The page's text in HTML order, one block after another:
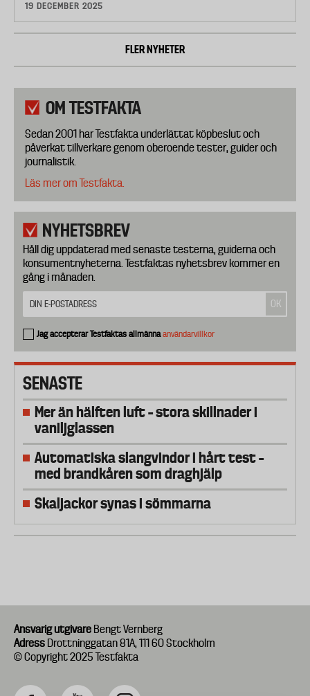
19 DECEMBER 2025
FLER NYHETER
OM TESTFAKTA
Sedan 2001 har Testfakta underlättat köpbeslut och
påverkat tillverkare genom oberoende tester, guider och
journalistik.
Läs mer om Testfakta.
NYHETSBREV
Håll dig uppdaterad med senaste testerna, guiderna och
konsumentnyheterna. Testfaktas nyhetsbrev kommer en
gång i månaden.
Jag accepterar Testfaktas allmännaanvändarvillkor
SENASTE
Mer än hälften luft – stora skillnader i
vaniljglassen
Automatiska slangvindor i hårt test –
med brandkåren som draghjälp
Skaljackor synas i sömmarna
Ansvarig utgivare Bengt Vernberg
Adress Drottninggatan 81A, 111 60 Stockholm
© Copyright 2025 Testfakta